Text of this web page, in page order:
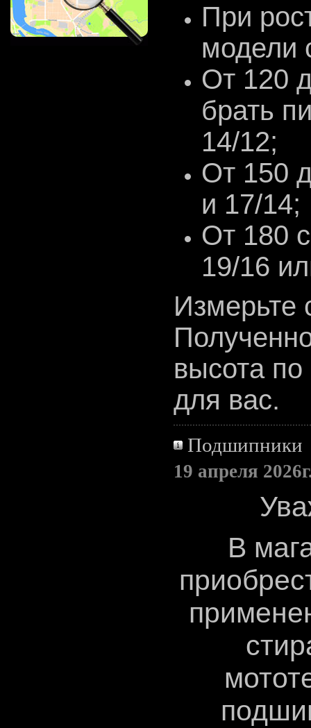
При
модели
От 120
брать
14/12;
От 150
и 17/14;
От 180
19/16
Измерьте
высота
для вас.
Подшипники
19 апреля
В